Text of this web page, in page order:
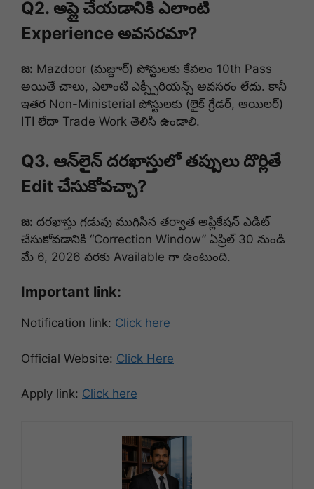
Q2. అప్లై చేయడానికి ఎలాంటి
Experience అవసరమా?
జ: Mazdoor (మజ్దూర్) పోస్టులకు కేవలం 10th Pass
అయితే చాలు, ఎలాంటి ఎక్స్పీరియన్స్ అవసరం లేదు. కానీ
ఇతర Non-Ministerial పోస్టులకు (లైక్ గ్రేడర్, ఆయిలర్)
ITI లేదా Trade Work తెలిసి ఉండాలి.
Q3. ఆన్‌లైన్ దరఖాస్తులో తప్పులు దొర్లితే
Edit చేసుకోవచ్చా?
జ: దరఖాస్తు గడువు ముగిసిన తర్వాత అప్లికేషన్ ఎడిట్
చేసుకోవడానికి “Correction Window” ఏప్రిల్ 30 నుండి
మే 6, 2026 వరకు Available గా ఉంటుంది.
Important link:
Notification link: Click here
Official Website: Click Here
Apply link: Click here